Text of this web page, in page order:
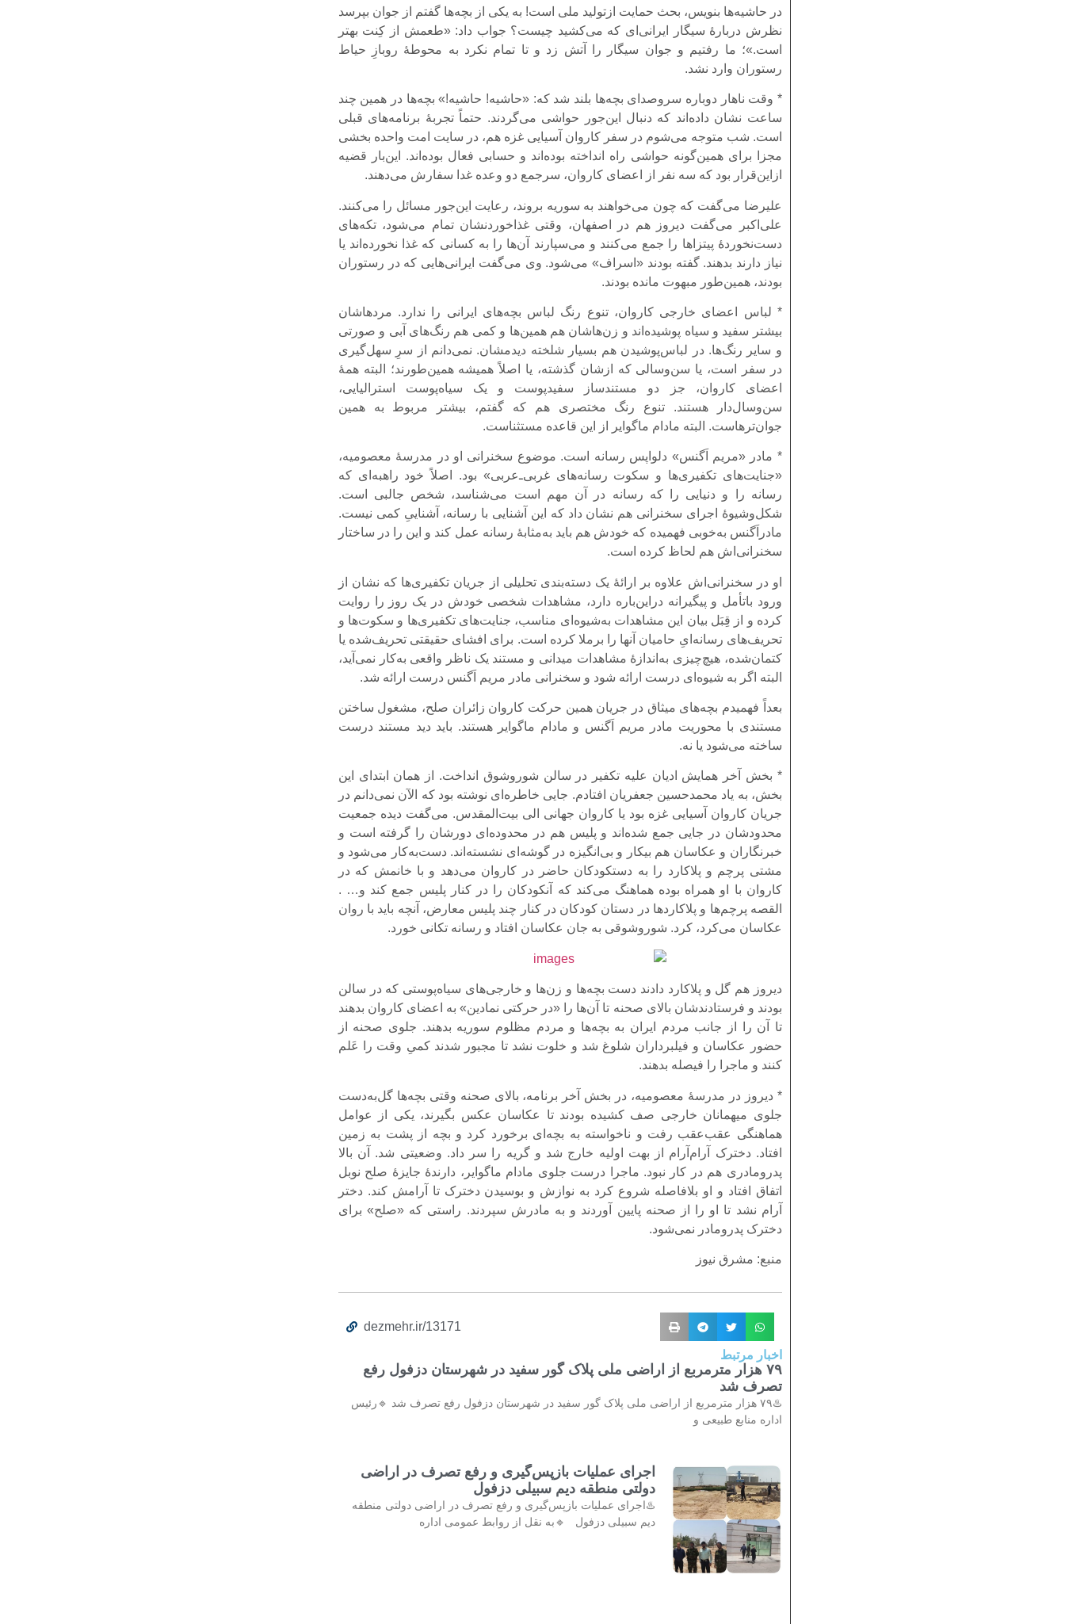
در حاشیه‌ها بنویس، بحث حمایت ازتولید ملی است! به یکی از بچه‌ها گفتم از جوان بپرسد
نظرش دربارۀ سیگار ایرانی‌ای که می‌کشید چیست؟ جواب داد: «طعمش از کِنت بهتر
است.»؛ ما رفتیم و جوان سیگار را آتش زد و تا تمام نکرد به محوطۀ روبازِ حیاط
رستوران وارد نشد.
* وقت ناهار دوباره سروصدای بچه‌ها بلند شد که: «حاشیه! حاشیه!» بچه‌ها در همین چند
ساعت نشان داده‌اند که دنبال این‌جور حواشی می‌گردند. حتماً تجربۀ برنامه‌های قبلی
است. شب متوجه می‌شوم در سفر کاروان آسیایی غزه هم، در سایت امت واحده بخشی
مجزا برای همین‌گونه حواشی راه انداخته بوده‌اند و حسابی فعال بوده‌اند. این‌بار قضیه
ازاین‌قرار بود که سه نفر از اعضای کاروان، سرجمع دو وعده غدا سفارش می‌دهند.
علیرضا می‌گفت که چون می‌خواهند به سوریه بروند، رعایت این‌جور مسائل را می‌کنند.
علی‌اکبر می‌گفت دیروز هم در اصفهان، وقتی غذاخوردنشان تمام می‌شود، تکه‌های
دست‌نخوردۀ پیتزاها را جمع می‌کنند و می‌سپارند آن‌ها را به کسانی که غذا نخورده‌اند یا
نیاز دارند بدهند. گفته بودند «اسراف» می‌شود. وی می‌گفت ایرانی‌هایی که در رستوران
بودند، همین‌طور مبهوت مانده بودند.
* لباس اعضای خارجی کاروان، تنوع رنگ لباس بچه‌های ایرانی را ندارد. مردهاشان
بیشتر سفید و سیاه پوشیده‌اند و زن‌هاشان هم همین‌ها و کمی هم رنگ‌های آبی و صورتی
و سایر رنگ‌ها. در لباس‌پوشیدن هم بسیار شلخته دیدمشان. نمی‌دانم از سرِ سهل‌گیری
در سفر است، یا سن‌وسالی که ازشان گذشته، یا اصلاً همیشه همین‌طورند؛ البته همۀ
اعضای کاروان، جز دو مستندساز سفیدپوست و یک سیاه‌پوست استرالیایی،
سن‌وسال‌دار هستند. تنوع رنگ مختصری هم که گفتم، بیشتر مربوط به همین
جوان‌ترهاست. البته مادام ماگوایر از این قاعده مستثناست.
* مادر «مریم اَگنس» دلواپس رسانه است. موضوع سخنرانی او در مدرسۀ معصومیه،
«جنایت‌های تکفیری‌ها و سکوت رسانه‌های غربی‌ـ‌عربی» بود. اصلاً خود راهبه‌ای که
رسانه را و دنیایی را که رسانه در آن مهم است می‌شناسد، شخص جالبی است.
شکل‌وشیوۀ اجرای سخنرانی هم نشان داد که این آشنایی با رسانه، آشناییِ کمی نیست.
مادراَگنس به‌خوبی فهمیده که خودش هم باید به‌مثابۀ رسانه عمل کند و این را در ساختار
سخنرانی‌اش هم لحاظ کرده است.
او در سخنرانی‌اش علاوه بر ارائۀ یک دسته‌بندی تحلیلی از جریان تکفیری‌ها که نشان از
ورود باتأمل و پیگیرانه در‌این‌باره دارد، مشاهدات شخصی خودش در یک روز را روایت
کرده و از قِبَل بیان این مشاهدات به‌شیوه‌ای مناسب، جنایت‌های تکفیری‌ها و سکوت‌ها و
تحریف‌های رسانه‌ایِ حامیان آنها را برملا کرده است. برای افشای حقیقتی تحریف‌شده یا
کتمان‌شده، هیچ‌چیزی به‌اندازۀ مشاهدات میدانی و مستند یک ناظر واقعی به‌کار نمی‌آید،
البته اگر به شیوه‌ای درست ارائه شود و سخنرانی مادر مریم اَگنس درست ارائه شد.
بعداً فهمیدم بچه‌های میثاق در جریان همین حرکت کاروان زائران صلح، مشغول ساختن
مستندی با محوریت مادر مریم اَگنس و مادام ماگوایر هستند. باید دید مستند درست
ساخته می‌شود یا نه.
* بخش آخر همایش ادیان علیه تکفیر در سالن شوروشوق انداخت. از همان ابتدای این
بخش، به یاد محمدحسین جعفریان افتادم. جایی خاطره‌ای نوشته بود که الآن نمی‌دانم در
جریان کاروان آسیایی غزه بود یا کاروان جهانی الی بیت‌المقدس. می‌گفت دیده جمعیت
محدودشان در جایی جمع شده‌اند و پلیس هم در محدوده‌ای دورشان را گرفته است و
خبرنگاران و عکاسان هم بیکار و بی‌انگیزه در گوشه‌ای نشسته‌اند. دست‌به‌کار می‌شود و
مشتی پرچم و پلاکارد را به دستکودکان حاضر در کاروان می‌دهد و با خانمش که در
کاروان با او همراه بوده هماهنگ می‌کند که آنکودکان را در کنار پلیس جمع کند و… .
القصه پرچم‌ها و پلاکاردها در دستان کودکان در کنار چند پلیس معارض، آنچه باید با روان
عکاسان می‌کرد، کرد. شوروشوقی به جان عکاسان افتاد و رسانه تکانی خورد.
دیروز هم گل و پلاکارد دادند دست بچه‌ها و زن‌ها و خارجی‌های سیاه‌پوستی که در سالن
بودند و فرستادندشان بالای صحنه تا آن‌ها را «در حرکتی نمادین» به اعضای کاروان بدهند
تا آن را از جانب مردم ایران به بچه‌ها و مردم مظلوم سوریه بدهند. جلوی صحنه از
حضور عکاسان و فیلبرداران شلوغ شد و خلوت نشد تا مجبور شدند کمیِ وقت را عَلم
کنند و ماجرا را فیصله بدهند.
* دیروز در مدرسۀ معصومیه، در بخش آخر برنامه، بالای صحنه وقتی بچه‌ها گل‌به‌دست
جلوی میهمانان خارجی صف کشیده بودند تا عکاسان عکس بگیرند، یکی از عوامل
هماهنگی عقب‌عقب رفت و ناخواسته به بچه‌ای برخورد کرد و بچه از پشت به زمین
افتاد. دخترک آرام‌آرام از بهت اولیه خارج شد و گریه را سر داد. وضعیتی شد. آن بالا
پدرومادری هم در کار نبود. ماجرا درست جلوی مادام ماگوایر، دارندۀ جایزۀ صلح نوبل
اتفاق افتاد و او بلافاصله شروع کرد به نوازش و بوسیدن دخترک تا آرامش کند. دختر
آرام نشد تا او را از صحنه پایین آوردند و به مادرش سپردند. راستی که «صلح» برای
دخترک پدرومادر نمی‌شود.
منبع: مشرق نيوز
dezmehr.ir/13171
اخبار مرتبط
۷۹ هزار مترمربع از اراضی ملی پلاک گور سفید در شهرستان دزفول رفع
تصرف شد
♨️۷۹ هزار مترمربع از اراضی ملی پلاک گور سفید در شهرستان دزفول رفع تصرف شد 🔹رئیس
اداره منابع طبیعی و
اجرای عملیات بازپس‌گیری و رفع تصرف در اراضی
دولتی منطقه دیم سبیلی دزفول
♨️اجرای عملیات بازپس‌گیری و رفع تصرف در اراضی دولتی منطقه
دیم سبیلی دزفول 🔹به نقل از روابط عمومی اداره